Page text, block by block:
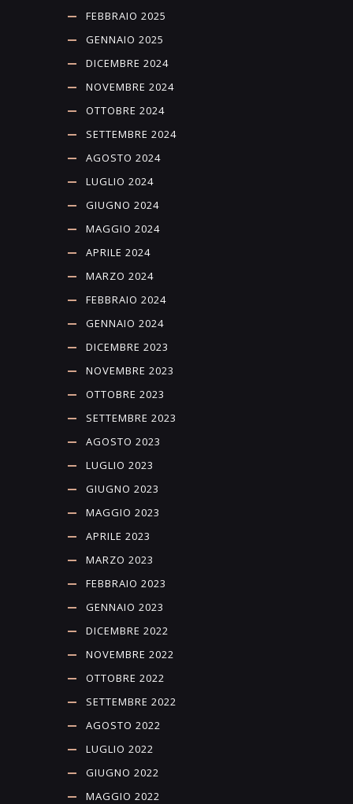
FEBBRAIO 2025
GENNAIO 2025
DICEMBRE 2024
NOVEMBRE 2024
OTTOBRE 2024
SETTEMBRE 2024
AGOSTO 2024
LUGLIO 2024
GIUGNO 2024
MAGGIO 2024
APRILE 2024
MARZO 2024
FEBBRAIO 2024
GENNAIO 2024
DICEMBRE 2023
NOVEMBRE 2023
OTTOBRE 2023
SETTEMBRE 2023
AGOSTO 2023
LUGLIO 2023
GIUGNO 2023
MAGGIO 2023
APRILE 2023
MARZO 2023
FEBBRAIO 2023
GENNAIO 2023
DICEMBRE 2022
NOVEMBRE 2022
OTTOBRE 2022
SETTEMBRE 2022
AGOSTO 2022
LUGLIO 2022
GIUGNO 2022
MAGGIO 2022